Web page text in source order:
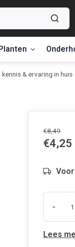
& ervaring in huis
€8,49
€4,25
-
Lees